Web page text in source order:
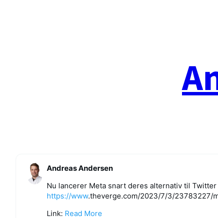
Andreas Andersen
Nu lancerer Meta snart deres alternativ til
https://www.theverge.com/2023/7/3/23783227/
Link: Read More